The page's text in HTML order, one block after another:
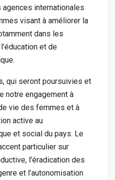
internationales
visant à améliorer la
dans les
et de
qui seront poursuivies et
notre engagement à
vie des femmes et à
active au
et social du pays. Le
particulier sur
l’éradication des
et l’autonomisation